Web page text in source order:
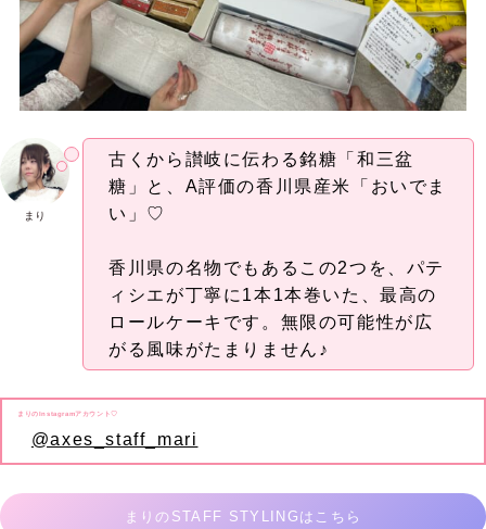
まり
古くから讃岐に伝わる銘糖「和三盆
糖」と、A評価の香川県産米「おいでま
い」♡
香川県の名物でもあるこの2つを、パテ
ィシエが丁寧に1本1本巻いた、最高の
ロールケーキです。無限の可能性が広
がる風味がたまりません♪
まりのInstagramアカウント♡
@axes_staff_mari
まりのSTAFF STYLINGはこちら